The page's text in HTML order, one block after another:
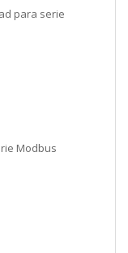
para serie
Modbus